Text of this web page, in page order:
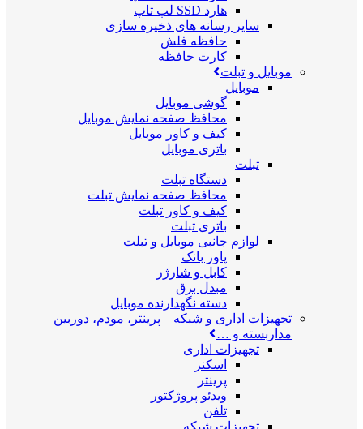
هارد SSD لپ تاپ
سایر رسانه های ذخیره سازی
حافظه فلش
کارت حافظه
موبایل و تبلت
موبایل
گوشی موبایل
محافظ صفحه نمایش موبایل
کیف و کاور موبایل
باتری موبایل
تبلت
دستگاه تبلت
محافظ صفحه نمایش تبلت
کیف و کاور تبلت
باتری تبلت
لوازم جانبی موبایل و تبلت
پاور بانک
کابل و شارژر
مبدل برق
دسته نگهدارنده موبایل
تجهیزات اداری و شبکه – پرینتر، مودم، دوربین
مداربسته و …
تجهیزات اداری
اسکنر
پرینتر
ویدئو پروژکتور
تلفن